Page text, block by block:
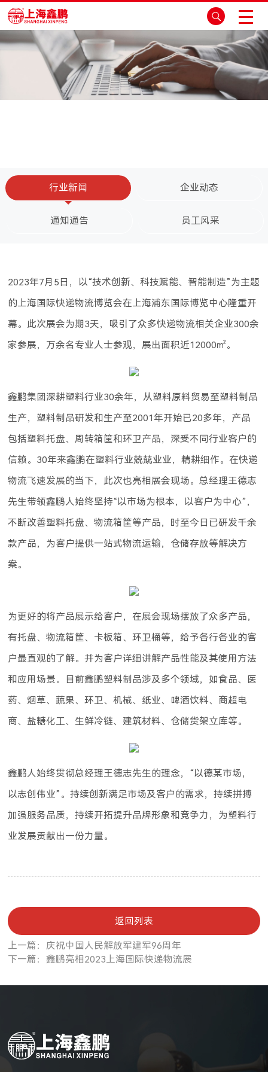
行业新闻
企业动态
通知通告 员工风采
上海鑫鹏的汉诺威物流展之行
发布时间：2024-04-01
2023年7月5日，以“技术创新、科技赋能、智能制造”为主题
的上海国际快递物流博览会在上海浦东国际博览中心隆重开
幕。此次展会为期3天，吸引了众多快递物流相关企业300余
家参展，万余名专业人士参观，展出面积近12000㎡。
鑫鹏集团深耕塑料行业30余年，从塑料原料贸易至塑料制品
生产，塑料制品研发和生产至2001年开始已20多年，产品
包括塑料托盘、周转箱筐和环卫产品，深受不同行业客户的
信赖。30年来鑫鹏在塑料行业兢兢业业，精耕细作。在快递
物流飞速发展的当下，此次也亮相展会现场。总经理王德志
先生带领鑫鹏人始终坚持“以市场为根本，以客户为中心”，
不断改善塑料托盘、物流箱筐等产品，时至今日已研发千余
款产品，为客户提供一站式物流运输，仓储存放等解决方
案。
为更好的将产品展示给客户，在展会现场摆放了众多产品，
有托盘、物流箱筐、卡板箱、环卫桶等，给予各行各业的客
户最直观的了解。并为客户详细讲解产品性能及其使用方法
和应用场景。目前鑫鹏塑料制品涉及多个领域，如食品、医
药、烟草、蔬果、环卫、机械、纸业、啤酒饮料、商超电
商、盐糖化工、生鲜冷链、建筑材料、仓储货架立库等。
鑫鹏人始终贯彻总经理王德志先生的理念，“以德某市场，
以志创伟业”。持续创新满足市场及客户的需求，持续拼搏
加强服务品质，持续开拓提升品牌形象和竞争力，为塑料行
业发展贡献出一份力量。
返回列表
上一篇：庆祝中国人民解放军建军96周年
下一篇：鑫鹏亮相2023上海国际快递物流展